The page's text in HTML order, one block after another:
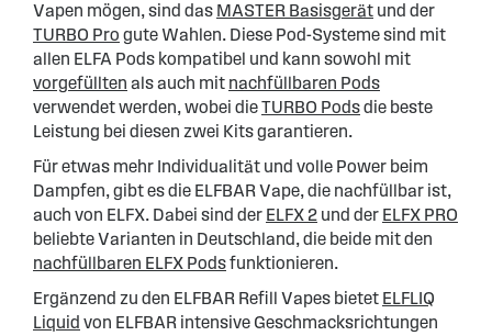
Vapen mögen, sind das MASTER Basisgerät und der
TURBO Pro gute Wahlen. Diese Pod-Systeme sind mit
allen ELFA Pods kompatibel und kann sowohl mit
vorgefüllten als auch mit nachfüllbaren Pods
verwendet werden, wobei dieTURBO Podsdie beste
Leistung bei diesen zwei Kits garantieren.
Für etwas mehr Individualität und volle Power beim
Dampfen, gibt es die ELFBAR Vape, die nachfüllbar ist,
auch von ELFX. Dabei sind der ELFX 2 und der ELFX PRO
beliebte Varianten in Deutschland, die beide mit den
nachfüllbaren ELFX Podsfunktionieren.
Ergänzend zu den ELFBAR Refill Vapes bietet ELFLIQ
Liquid von ELFBAR intensive Geschmacksrichtungen